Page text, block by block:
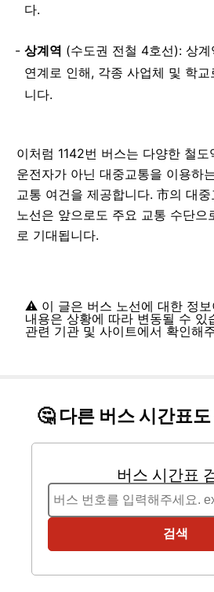
다.
상계역 (수도권 전철 4호선): 상
연계로 인해, 각종 사업체 및 학
니다.
이처럼 1142번 버스는 다양한 철
운전자가 아닌 대중교통을 이용하
교통 여건을 제공합니다. 市의 대
노선은 앞으로도 주요 교통 수단으
로 기대됩니다.
⚠️ 이 글은 버스 노선에 대한 정보
내용은 상황에 따라 변동될 수 있
관련 기관 및 사이트에서 확인해
🤔 다른 버스 시간표
버스 시간표
검색